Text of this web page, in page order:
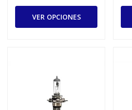
VER OPCIONES